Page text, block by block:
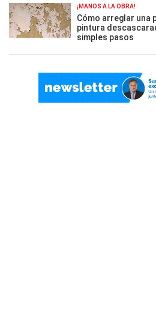
¡MANOS A LA OBRA!
Cómo arreglar una
pintura
simples pasos